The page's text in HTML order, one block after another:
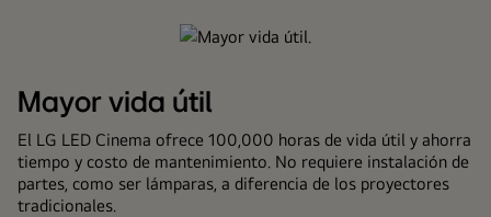
Mayor vida útil
El LG LED Cinema ofrece 100,000 horas de vida útil y ahorra
tiempo y costo de mantenimiento. No requiere instalación de
partes, como ser lámparas, a diferencia de los proyectores
tradicionales.